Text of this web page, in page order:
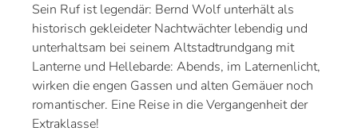
Sein Ruf ist legendär: Bernd Wolf unterhält als
historisch gekleideter Nachtwächter lebendig und
unterhaltsam bei seinem Altstadtrundgang mit
Lanterne und Hellebarde: Abends, im Laternenlicht,
wirken die engen Gassen und alten Gemäuer noch
romantischer. Eine Reise in die Vergangenheit der
Extraklasse!